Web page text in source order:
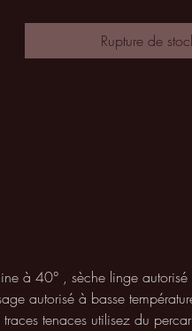
plastique pratique (ça ne
Utilisation: pour la cuisine
Rupture de
à 40° , sèche linge
autorisé à basse
tenaces utilisez du